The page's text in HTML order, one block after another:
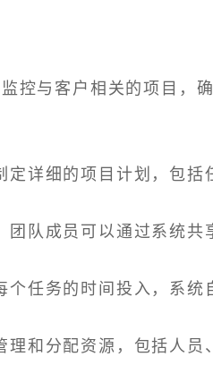
控与客户相关的项目，
详细的项目计划，包括
队成员可以通过系统共
任务的时间投入，系统
和分配资源，包括人员